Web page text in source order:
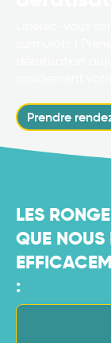
Prendre
LES
QUE NOUS
: